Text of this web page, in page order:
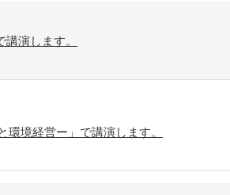
演します。
境経営ー」で講演します。